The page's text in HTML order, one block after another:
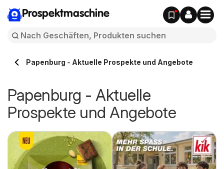
Prospektmaschine
Papenburg - Aktuelle Prospekte und Angebote
Papenburg - Aktuelle
Prospekte und Angebote